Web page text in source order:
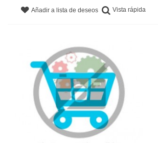
Añadir a lista de deseos Vista rápida